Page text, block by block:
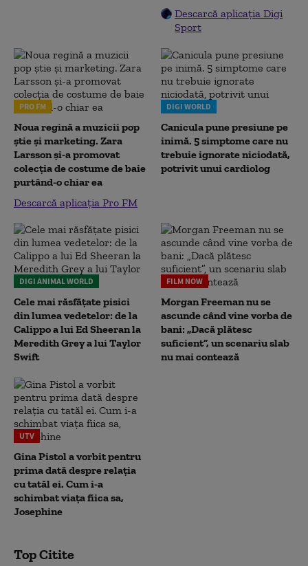
Descarcă aplicația Digi
Sport
PRO FM
Noua regină a muzicii pop
știe și marketing. Zara
Larsson și-a promovat
colecția de costume de baie
purtând-o chiar ea
Descarcă aplicația Pro FM
DIGI WORLD
Canicula pune presiune pe
inimă. 5 simptome care nu
trebuie ignorate niciodată,
potrivit unui cardiolog
DIGI ANIMAL WORLD
Cele mai răsfățate pisici
din lumea vedetelor: de la
Calippo a lui Ed Sheeran la
Meredith Grey a lui Taylor
Swift
FILM NOW
Morgan Freeman nu se
ascunde când vine vorba de
bani: „Dacă plătesc
suficient”, un scenariu slab
nu mai contează
UTV
Gina Pistol a vorbit pentru
prima dată despre relația
cu tatăl ei. Cum i-a
schimbat viața fiica sa,
Josephine
Top Citite